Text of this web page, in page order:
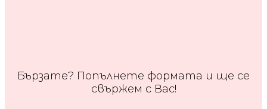
Бързате? Попълнете формата и ще се
свържем с Вас!